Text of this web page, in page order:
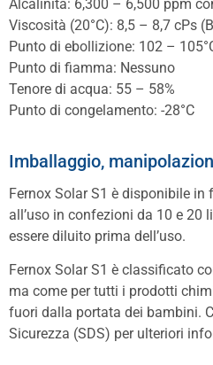
Alcalinità: 6,300 – 6,500 ppm
Viscosità (20°C): 8,5 – 8,7 cPs
Punto di ebollizione: 102 –
Punto di fiamma: Nessuno
Tenore di acqua: 55 – 58%
Punto di congelamento: -28°C
Imballaggio,
Fernox Solar S1 è disponibile
all’uso in confezioni da 10 e 20
essere diluito prima dell’uso.
Fernox Solar S1 è classificato
ma come per tutti i prodotti
fuori dalla portata dei bambini.
Sicurezza (SDS) per ulteriori